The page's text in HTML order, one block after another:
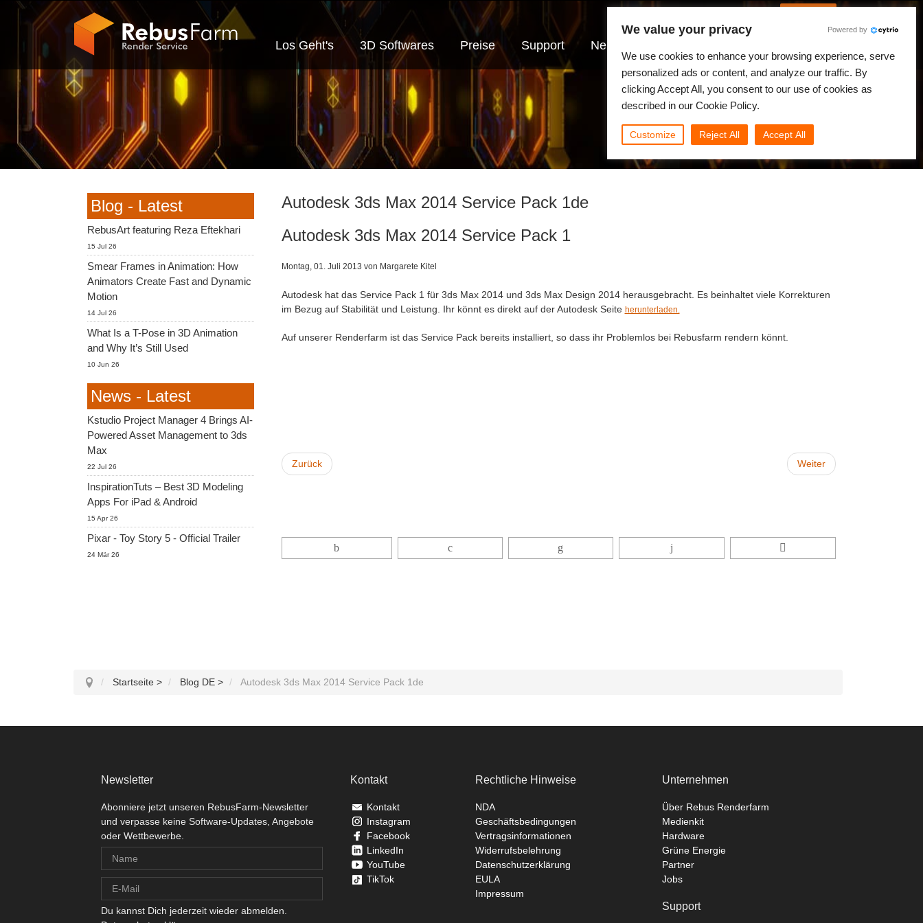
Los Geht's 3D Softwares Preise Support Neuigkeiten
Autodesk 3ds Max 2014 Service Pack 1de
Autodesk 3ds Max 2014 Service Pack 1
Montag, 01. Juli 2013 von Margarete Kitel
Autodesk hat das Service Pack 1 für 3ds Max 2014 und 3ds Max Design 2014 herausgebracht. Es beinhaltet viele Korrekturen
im Bezug auf Stabilität und Leistung. Ihr könnt es direkt auf der Autodesk Seite herunterladen.
Auf unserer Renderfarm ist das Service Pack bereits installiert, so dass ihr Problemlos bei Rebusfarm rendern könnt.
Zurück Weiter
Blog - Latest
RebusArt featuring Reza Eftekhari
15 Jul 26
Smear Frames in Animation: How
Animators Create Fast and Dynamic
Motion
14 Jul 26
What Is a T-Pose in 3D Animation
and Why It’s Still Used
10 Jun 26
News - Latest
Kstudio Project Manager 4 Brings AI-
Powered Asset Management to 3ds
Max
22 Jul 26
InspirationTuts – Best 3D Modeling
Apps For iPad & Android
15 Apr 26
Pixar - Toy Story 5 - Official Trailer
24 Mär 26
Startseite > Blog DE > Autodesk 3ds Max 2014 Service Pack 1de
Newsletter
Abonniere jetzt unseren RebusFarm-Newsletter
und verpasse keine Software-Updates, Angebote
oder Wettbewerbe.
Du kannst Dich jederzeit wieder abmelden.
Kontakt
Kontakt
Instagram
Facebook
LinkedIn
YouTube
TikTok
Rechtliche Hinweise
NDA
Geschäftsbedingungen
Vertragsinformationen
Widerrufsbelehrung
Datenschutzerklärung
EULA
Impressum
Unternehmen
Über Rebus Renderfarm
Medienkit
Hardware
Grüne Energie
Partner
Jobs
Support
We value your privacy Powered by
We use cookies to enhance your browsing experience, serve
personalized ads or content, and analyze our traffic. By
clicking Accept All, you consent to our use of cookies as
described in our Cookie Policy.
Customize Reject All Accept All